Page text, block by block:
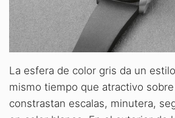
La esfera de color gris da un
mismo tiempo que atractivo
constrastan escalas, minutera,